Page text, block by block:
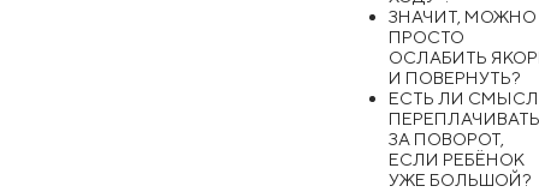
ЗНАЧИТ, МОЖНО
ПРОСТО
ОСЛАБИТЬ
И ПОВЕРНУТЬ?
ЕСТЬ ЛИ СМЫСЛ
ПЕРЕПЛАЧИВАТЬ
ЗА ПОВОРОТ,
ЕСЛИ РЕБЁНОК
УЖЕ БОЛЬШОЙ?